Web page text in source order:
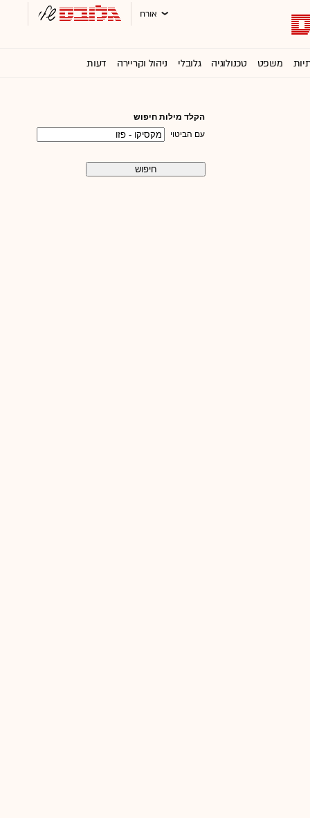
אורח
משפט טכנולוגיה גלובלי ניהול וקריירה דעות
הקלד מילות חיפוש
עם הביטוי